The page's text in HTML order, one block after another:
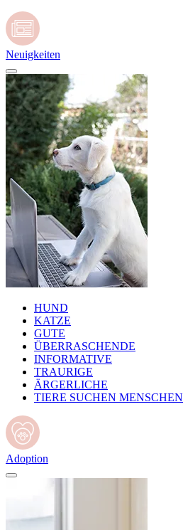
Neuigkeiten
HUND
KATZE
GUTE
ÜBERRASCHENDE
INFORMATIVE
TRAURIGE
ÄRGERLICHE
TIERE SUCHEN MENSCHEN
Adoption